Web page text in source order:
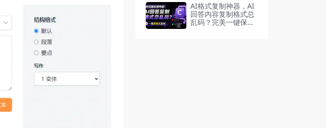
AI格式复制神器，AI
回答内容复制格式总
乱码？完美一键保留